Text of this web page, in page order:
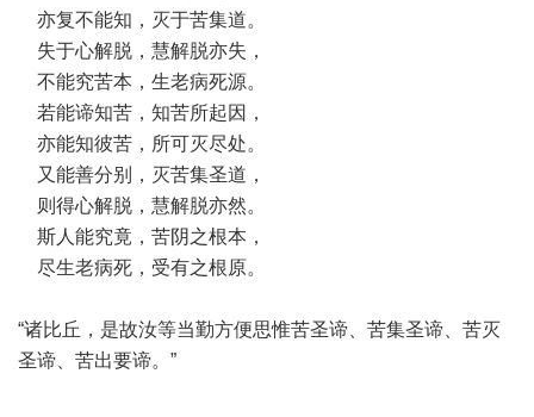
亦复不能知，灭于苦集道。
失于心解脱，慧解脱亦失，
不能究苦本，生老病死源。
若能谛知苦，知苦所起因，
亦能知彼苦，所可灭尽处。
又能善分别，灭苦集圣道，
则得心解脱，慧解脱亦然。
斯人能究竟，苦阴之根本，
尽生老病死，受有之根原。
“诸比丘，是故汝等当勤方便思惟苦圣谛、苦集圣谛、苦灭
圣谛、苦出要谛。”